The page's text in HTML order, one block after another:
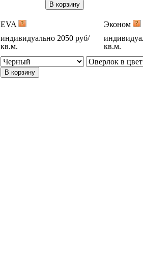
В корзину
EVA
Эконом
индивидуально 2050 руб/
кв.м.
кв.м.
В корзину